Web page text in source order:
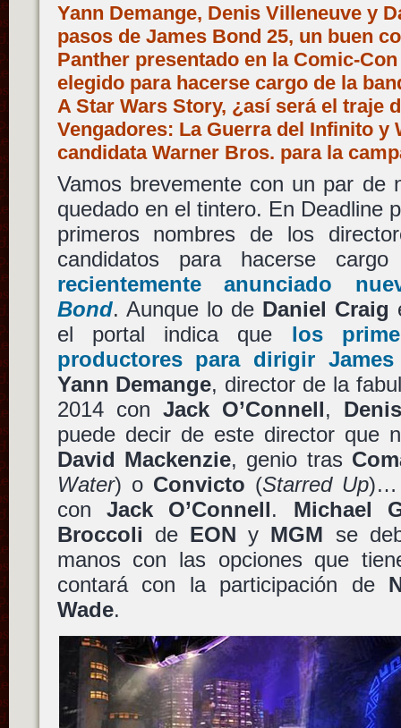
Yann Demange, Denis Villeneuve y
pasos de James Bond 25, un buen
Panther presentado en la Comic-
elegido para hacerse cargo de la
A Star Wars Story, ¿así será el traje
Vengadores: La Guerra del Infinito y
candidata Warner Bros. para la
Vamos brevemente con un par de
quedado en el tintero. En Deadline
primeros nombres de los
candidatos para hacerse
recientemente anunciado
Bond. Aunque lo de Daniel Craig
el portal indica que los
productores para dirigir
Yann Demange, director de la
2014 con Jack O’Connell,
puede decir de este director que
David Mackenzie, genio tras
Water) o Convicto (Starred Up)…
con Jack O’Connell. Michael
Broccoli de EON y MGM se
manos con las opciones que
contará con la participación de
Wade.